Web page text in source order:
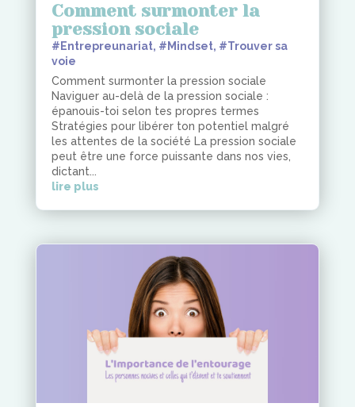
Comment surmonter la
pression sociale
#Entrepreunariat, #Mindset, #Trouver sa
voie
Comment surmonter la pression sociale
Naviguer au-delà de la pression sociale :
épanouis-toi selon tes propres termes
Stratégies pour libérer ton potentiel malgré
les attentes de la société La pression sociale
peut être une force puissante dans nos vies,
dictant...
lire plus